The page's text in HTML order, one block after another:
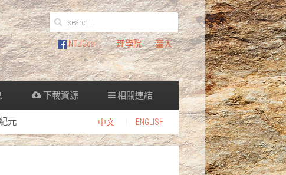
NTUGeo 理學院 臺大
下載資源 相關連結
元 中文 ENGLISH